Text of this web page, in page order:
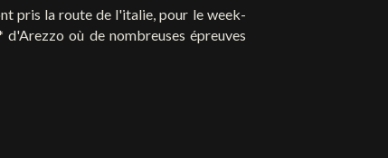
pris la route de l'italie, pour le week-
où de nombreuses épreuves